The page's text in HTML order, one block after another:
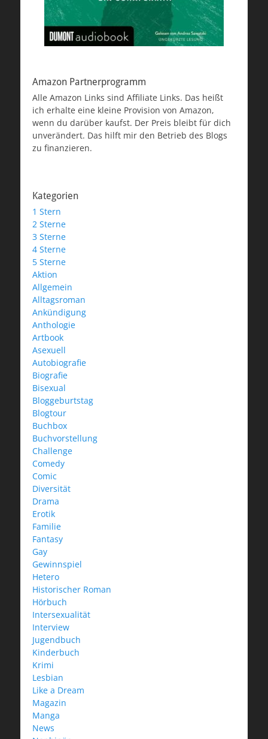
Amazon Partnerprogramm
Alle Amazon Links sind Affiliate Links. Das heißt
ich erhalte eine kleine Provision von Amazon,
wenn du darüber kaufst. Der Preis bleibt für dich
unverändert. Das hilft mir den Betrieb des Blogs
zu finanzieren.
Kategorien
1 Stern
2 Sterne
3 Sterne
4 Sterne
5 Sterne
Aktion
Allgemein
Alltagsroman
Ankündigung
Anthologie
Artbook
Asexuell
Autobiografie
Biografie
Bisexual
Bloggeburtstag
Blogtour
Buchbox
Buchvorstellung
Challenge
Comedy
Comic
Diversität
Drama
Erotik
Familie
Fantasy
Gay
Gewinnspiel
Hetero
Historischer Roman
Hörbuch
Intersexualität
Interview
Jugendbuch
Kinderbuch
Krimi
Lesbian
Like a Dream
Magazin
Manga
News